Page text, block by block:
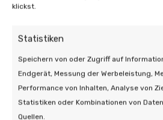
klickst.
Statistiken
Speichern von oder Zugriff auf
Endgerät, Messung der Werbeleistung,
Performance von Inhalten, Analyse von
Statistiken oder Kombinationen von
Quellen.
Sie benötigen, wenn Sie ein
(zusätzliche) Sonnenkollektoren
Welt beitragen. Viel Glück bei